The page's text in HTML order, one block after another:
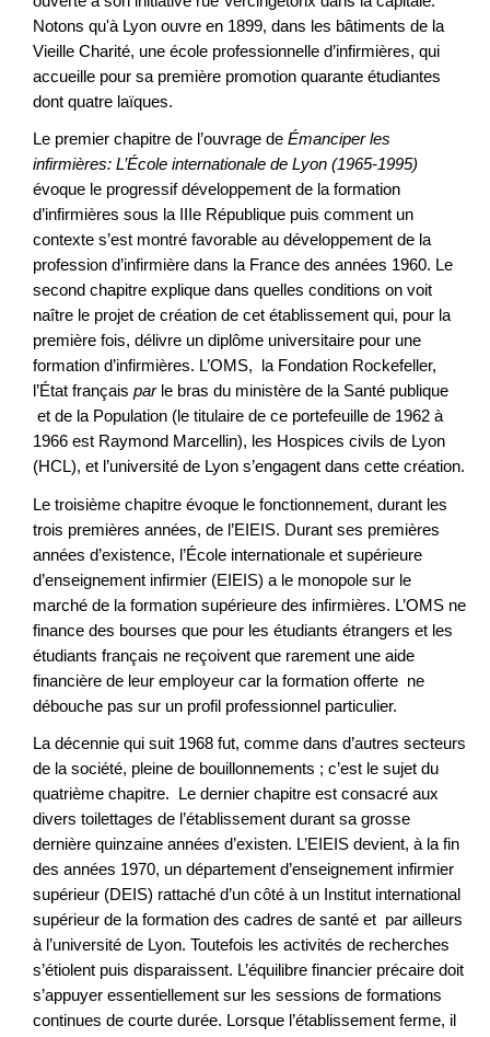
Notons qu'à Lyon ouvre en 1899, dans les bâtiments de la
Vieille Charité, une école professionnelle d’infirmières, qui
accueille pour sa première promotion quarante étudiantes
dont quatre laïques.
Le premier chapitre de l’ouvrage de Émanciper les
infirmières: L’École internationale de Lyon (1965-1995)
évoque le progressif développement de la formation
d’infirmières sous la IIIe République puis comment un
contexte s’est montré favorable au développement de la
profession d’infirmière dans la France des années 1960. Le
second chapitre explique dans quelles conditions on voit
naître le projet de création de cet établissement qui, pour la
première fois, délivre un diplôme universitaire pour une
formation d’infirmières. L’OMS, la Fondation Rockefeller,
l’État français par le bras du ministère de la Santé publique
et de la Population (le titulaire de ce portefeuille de 1962 à
1966 est Raymond Marcellin), les Hospices civils de Lyon
(HCL), et l’université de Lyon s’engagent dans cette création.
Le troisième chapitre évoque le fonctionnement, durant les
trois premières années, de l’EIEIS. Durant ses premières
années d’existence, l’École internationale et supérieure
d’enseignement infirmier (EIEIS) a le monopole sur le
marché de la formation supérieure des infirmières. L’OMS ne
finance des bourses que pour les étudiants étrangers et les
étudiants français ne reçoivent que rarement une aide
financière de leur employeur car la formation offerte ne
débouche pas sur un profil professionnel particulier.
La décennie qui suit 1968 fut, comme dans d’autres secteurs
de la société, pleine de bouillonnements ; c’est le sujet du
quatrième chapitre. Le dernier chapitre est consacré aux
divers toilettages de l’établissement durant sa grosse
dernière quinzaine années d’existen. L’EIEIS devient, à la fin
des années 1970, un département d’enseignement infirmier
supérieur (DEIS) rattaché d’un côté à un Institut international
supérieur de la formation des cadres de santé et par ailleurs
à l’université de Lyon. Toutefois les activités de recherches
s’étiolent puis disparaissent. L’équilibre financier précaire doit
s’appuyer essentiellement sur les sessions de formations
continues de courte durée. Lorsque l’établissement ferme, il